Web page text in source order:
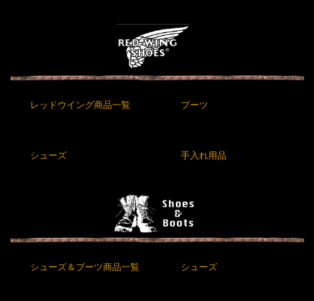
レッドウイング商品一覧 ブーツ
シューズ 手入れ用品
シューズ＆ブーツ商品一覧 シューズ